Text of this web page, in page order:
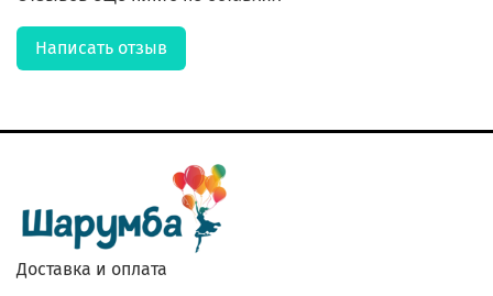
Написать отзыв
Доставка и оплата